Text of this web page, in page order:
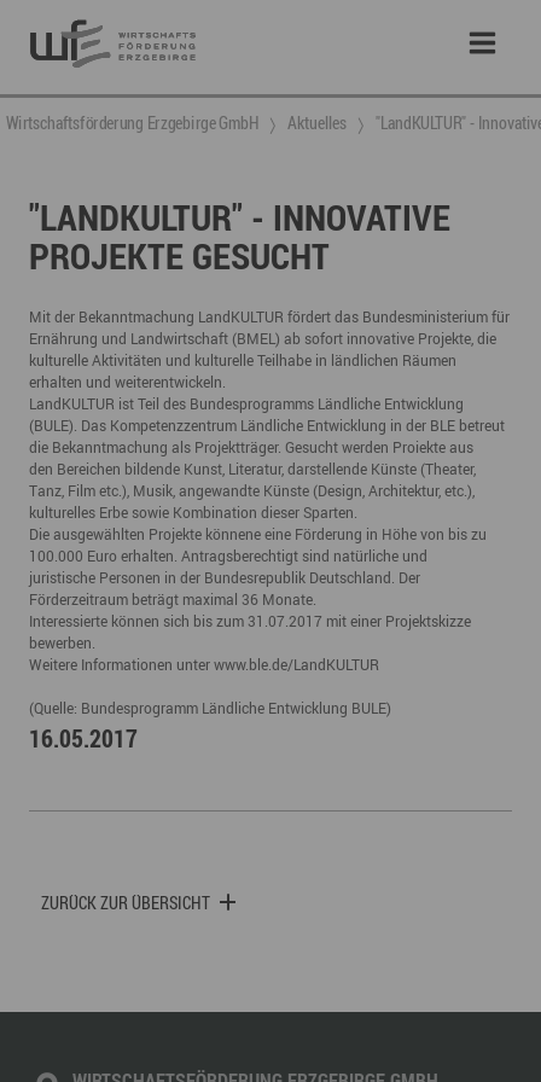
Wirtschaftsförderung Erzgebirge GmbH Aktuelles "LandKULTUR" -
"LANDKULTUR" - INNOVATIVE
PROJEKTE GESUCHT
Mit der Bekanntmachung LandKULTUR fördert das Bundesministerium für
Ernährung und Landwirtschaft (BMEL) ab sofort innovative Projekte, die
kulturelle Aktivitäten und kulturelle Teilhabe in ländlichen Räumen
erhalten und weiterentwickeln.
LandKULTUR ist Teil des Bundesprogramms Ländliche Entwicklung
(BULE). Das Kompetenzzentrum Ländliche Entwicklung in der BLE betreut
die Bekanntmachung als Projektträger. Gesucht werden Proiekte aus
den Bereichen bildende Kunst, Literatur, darstellende Künste (Theater,
Tanz, Film etc.), Musik, angewandte Künste (Design, Architektur, etc.),
kulturelles Erbe sowie Kombination dieser Sparten.
Die ausgewählten Projekte könnene eine Förderung in Höhe von bis zu
100.000 Euro erhalten. Antragsberechtigt sind natürliche und
juristische Personen in der Bundesrepublik Deutschland. Der
Förderzeitraum beträgt maximal 36 Monate.
Interessierte können sich bis zum 31.07.2017 mit einer Projektskizze
bewerben.
Weitere Informationen unterwww.ble.de/LandKULTUR
(Quelle: Bundesprogramm Ländliche Entwicklung BULE)
16.05.2017
ZURÜCK ZUR ÜBERSICHT